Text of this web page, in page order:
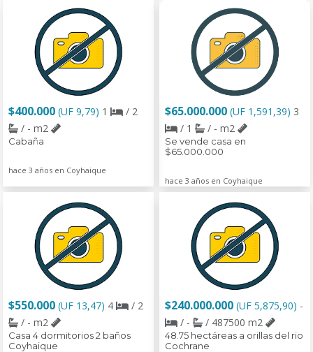
$400.000 (UF 9,79) 1
/ 2
/ - m2
Cabaña
hace 3 años en Coyhaique
$65.000.000 (UF 1,591,39) 3
/ 1
/ - m2
Se vende casa en
$65.000.000
hace 3 años en Coyhaique
$550.000 (UF 13,47) 4
/ 2
/ - m2
Casa 4 dormitorios 2 baños
Coyhaique
$240.000.000 (UF 5,875,90) -
/ -
/ 487500 m2
48.75 hectáreas a orillas del rio
Cochrane